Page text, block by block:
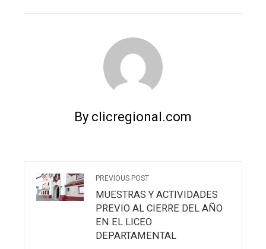
By clicregional.com
PREVIOUS POST
MUESTRAS Y ACTIVIDADES
PREVIO AL CIERRE DEL AÑO
EN EL LICEO
DEPARTAMENTAL